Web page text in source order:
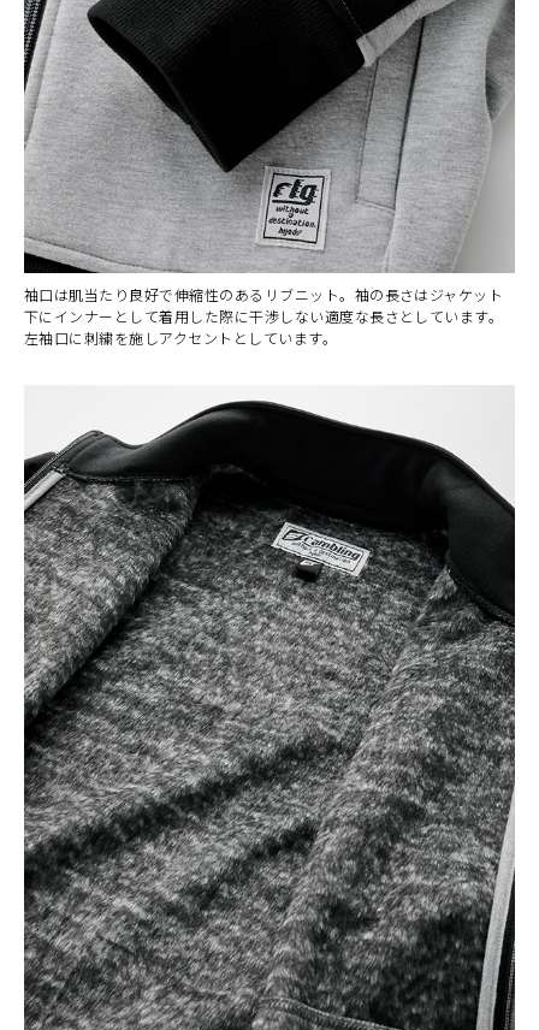
袖口は肌当たり良好で伸縮性のあるリブニット。袖の長さはジャケット
下にインナーとして着用した際に干渉しない適度な長さとしています。
左袖口に刺繍を施しアクセントとしています。
カラー・サイズ選択
ASH
L
¥14,190(税込)
カートに入れる
ASH
LL
¥14,190(税込)
カートに入れる